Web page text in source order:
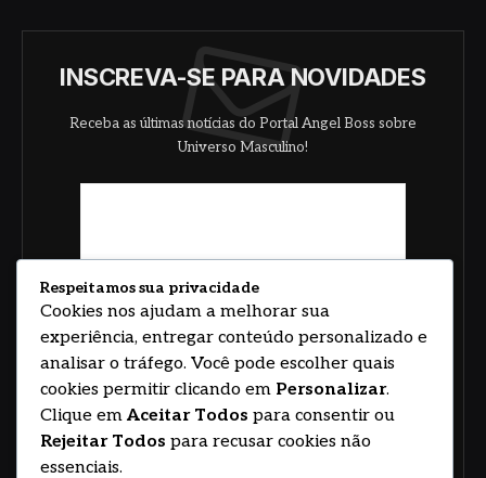
INSCREVA-SE PARA NOVIDADES
Receba as últimas notícias do Portal Angel Boss sobre
Universo Masculino!
Respeitamos sua privacidade
Cookies nos ajudam a melhorar sua
experiência, entregar conteúdo personalizado e
analisar o tráfego. Você pode escolher quais
cookies permitir clicando em Personalizar.
Clique em Aceitar Todos para consentir ou
Rejeitar Todos para recusar cookies não
essenciais.